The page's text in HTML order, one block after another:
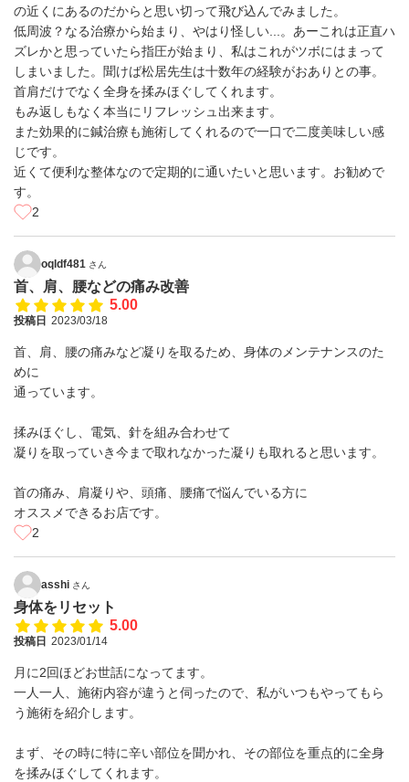
の近くにあるのだからと思い切って飛び込んでみました。
低周波？なる治療から始まり、やはり怪しい...。あーこれは正直ハ
ズレかと思っていたら指圧が始まり、私はこれがツボにはまって
しまいました。聞けば松居先生は十数年の経験がおありとの事。
首肩だけでなく全身を揉みほぐしてくれます。
もみ返しもなく本当にリフレッシュ出来ます。
また効果的に鍼治療も施術してくれるので一口で二度美味しい感
じです。
近くて便利な整体なので定期的に通いたいと思います。お勧めで
す。
2
oqldf481 さん
首、肩、腰などの痛み改善
5.00
投稿日 2023/03/18
首、肩、腰の痛みなど凝りを取るため、身体のメンテナンスのた
めに
通っています。
揉みほぐし、電気、針を組み合わせて
凝りを取っていき今まで取れなかった凝りも取れると思います。
首の痛み、肩凝りや、頭痛、腰痛で悩んでいる方に
オススメできるお店です。
2
asshi さん
身体をリセット
5.00
投稿日 2023/01/14
月に2回ほどお世話になってます。
一人一人、施術内容が違うと伺ったので、私がいつもやってもら
う施術を紹介します。
まず、その時に特に辛い部位を聞かれ、その部位を重点的に全身
を揉みほぐしてくれます。